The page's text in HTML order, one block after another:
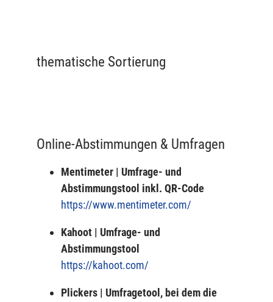
thematische Sortierung
Online-Abstimmungen & Umfragen
Mentimeter | Umfrage- und
Abstimmungstool inkl. QR-Code
https://www.mentimeter.com/
Kahoot | Umfrage- und
Abstimmungstool
https://kahoot.com/
Plickers | Umfragetool, bei dem die